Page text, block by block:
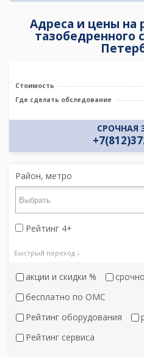
Адреса и цены на
тазобедренного
Стоимость
Где сделать обследование
СРОЧНАЯ
Район, метро
Рейтинг 4+
Быстрый переход ↓
акции и скидки %
бесплатно по ОМС
Рейтинг оборудования
Рейтинг сервиса